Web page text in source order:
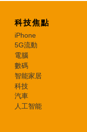
科技焦點
iPhone
5G流動
電腦
數碼
智能家居
科技
汽車
人工智能